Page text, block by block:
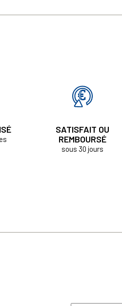
SATISFAIT OU
REMBOURSÉ
sous 30 jours